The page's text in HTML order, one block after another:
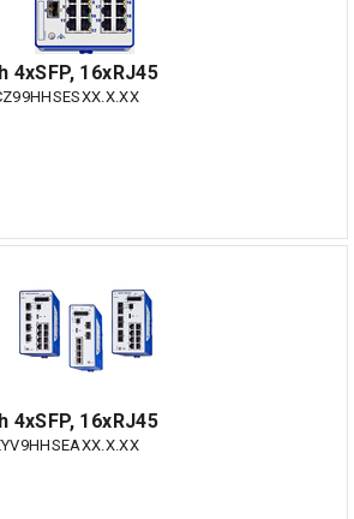
16xRJ45
16xRJ45